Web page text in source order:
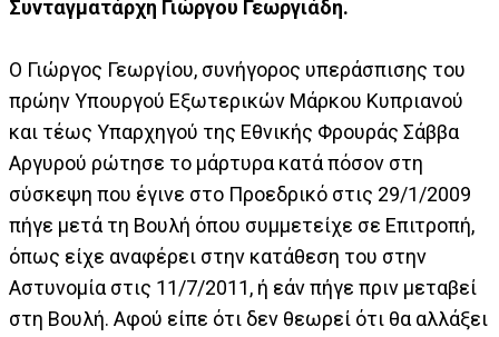
Συνταγματάρχη Γιώργου Γεωργιάδη.
Ο Γιώργος Γεωργίου, συνήγορος υπεράσπισης του
πρώην Υπουργού Εξωτερικών Μάρκου Κυπριανού
και τέως Υπαρχηγού της Εθνικής Φρουράς Σάββα
Αργυρού ρώτησε το μάρτυρα κατά πόσον στη
σύσκεψη που έγινε στο Προεδρικό στις 29/1/2009
πήγε μετά τη Βουλή όπου συμμετείχε σε Επιτροπή,
όπως είχε αναφέρει στην κατάθεση του στην
Αστυνομία στις 11/7/2011, ή εάν πήγε πριν μεταβεί
στη Βουλή. Αφού είπε ότι δεν θεωρεί ότι θα αλλάξει